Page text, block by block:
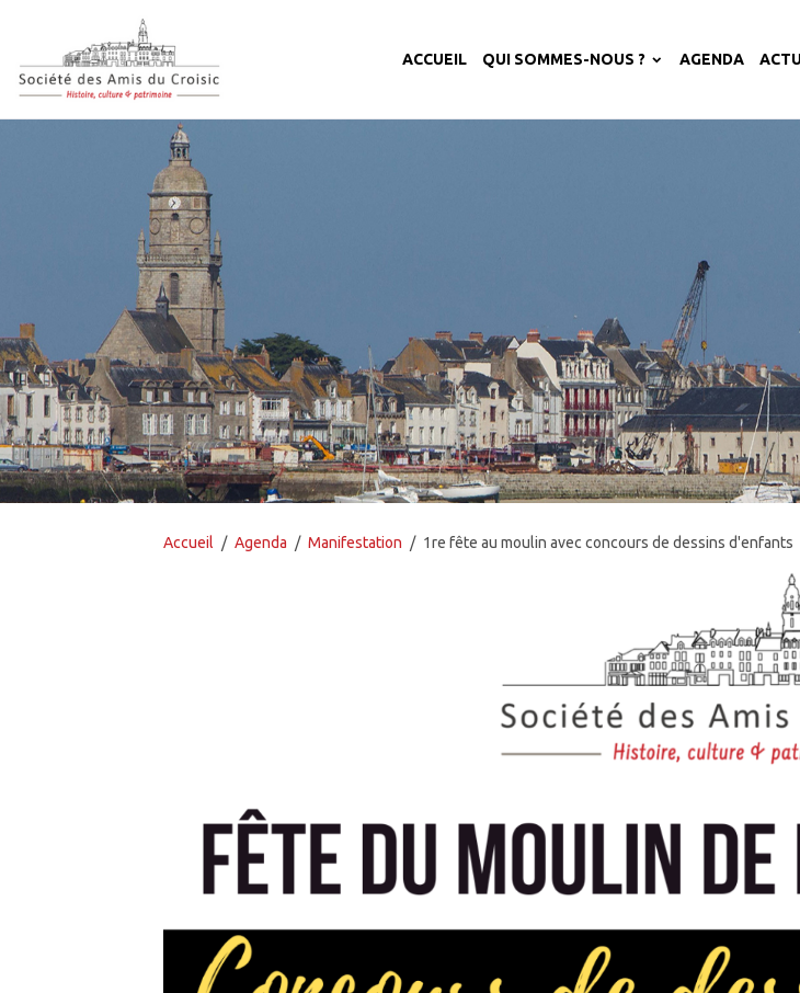
ACCUEIL QUI SOMMES-NOUS ? AGENDA
Accueil Agenda Manifestation 1re fête au moulin avec concours de dessins d'enfants